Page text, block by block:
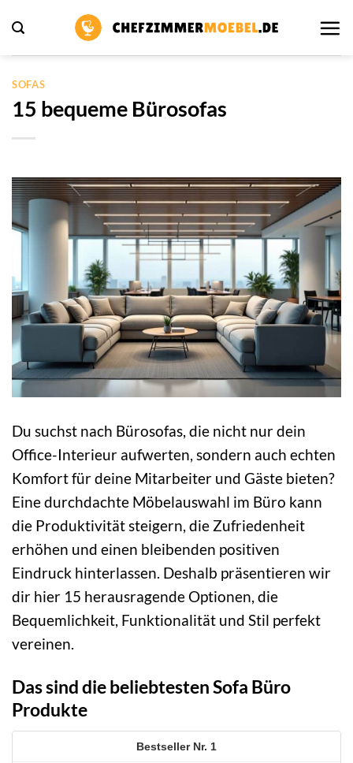
Inhalt
springen
SOFAS
15 bequeme Bürosofas
Du suchst nach Bürosofas, die nicht nur dein
Office-Interieur aufwerten, sondern auch echten
Komfort für deine Mitarbeiter und Gäste bieten?
Eine durchdachte Möbelauswahl im Büro kann
die Produktivität steigern, die Zufriedenheit
erhöhen und einen bleibenden positiven
Eindruck hinterlassen. Deshalb präsentieren wir
dir hier 15 herausragende Optionen, die
Bequemlichkeit, Funktionalität und Stil perfekt
vereinen.
Das sind die beliebtesten Sofa Büro
Produkte
1